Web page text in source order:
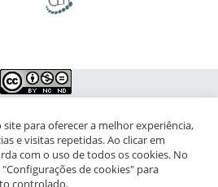
de Pesquisa para a Infância e
Janeiro - Campus da Praia Vermelha
para oferecer a melhor experiência,
e visitas repetidas. Ao clicar em
com o uso de todos os cookies. No
de cookies" para
controlado.